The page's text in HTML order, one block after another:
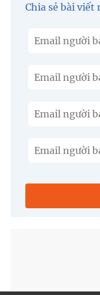
Chia sẻ bài viết